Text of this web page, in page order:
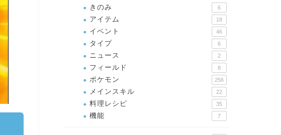
きのみ 6
アイテム 18
イベント 46
タイプ 6
ニュース 2
フィールド 8
ポケモン 256
メインスキル 22
料理レシピ 35
機能 7